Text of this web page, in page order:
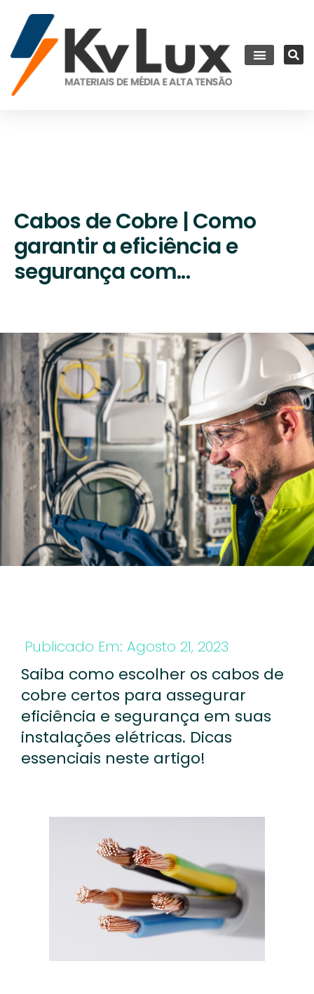
Cabos de Cobre | Como
garantir a eficiência e
segurança com...
Publicado Em: Agosto 21, 2023
Saiba como escolher os cabos de
cobre certos para assegurar
eficiência e segurança em suas
instalações elétricas. Dicas
essenciais neste artigo!